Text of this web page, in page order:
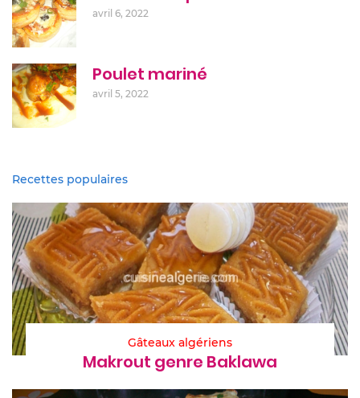
avril 6, 2022
Poulet mariné
avril 5, 2022
Recettes populaires
Gâteaux algériens
Makrout genre Baklawa